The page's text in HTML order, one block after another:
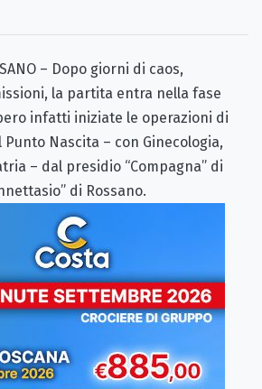
– Dopo giorni di caos,
la partita entra nella fase
infatti iniziate le operazioni di
Nascita – con Ginecologia,
– dal presidio “Compagna” di
di Rossano.